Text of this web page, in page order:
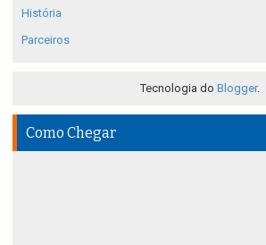
História
Parceiros
Tecnologia do Blogger.
Como Chegar